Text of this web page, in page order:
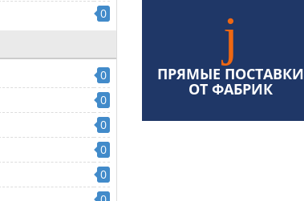
0
0
0
0
0
0
ПРЯМЫЕ ПОСТАВКИ
ОТ ФАБРИК